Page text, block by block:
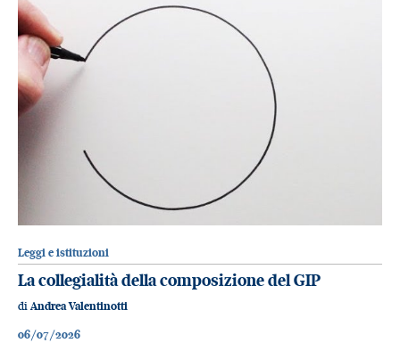
Leggi e istituzioni
La collegialità della composizione del GIP
di Andrea Valentinotti
06/07/2026